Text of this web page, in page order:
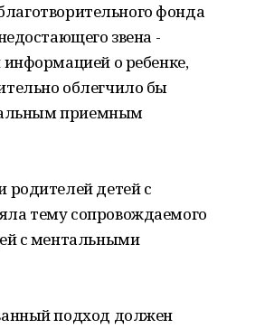
фонда
звена -
о ребенке,
облегчило бы
приемным
родителей детей с
тему сопровождаемого
с ментальными
подход должен